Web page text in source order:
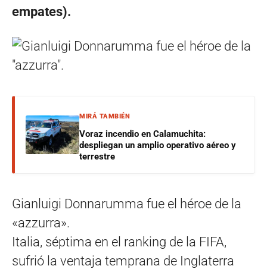
empates).
MIRÁ TAMBIÉN
Voraz incendio en Calamuchita:
despliegan un amplio operativo aéreo y
terrestre
Gianluigi Donnarumma fue el héroe de la
«azzurra».
Italia, séptima en el ranking de la FIFA,
sufrió la ventaja temprana de Inglaterra